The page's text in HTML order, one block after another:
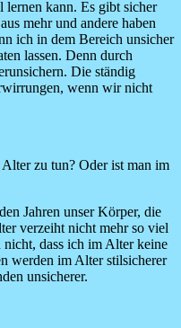
lernen kann. Es gibt sicher
mehr und andere haben
ich in dem Bereich unsicher
lassen. Denn durch
Die ständig
wenn wir nicht
zu tun? Oder ist man im
Jahren unser Körper, die
verzeiht nicht mehr so viel
dass ich im Alter keine
werden im Alter stilsicherer
unsicherer.